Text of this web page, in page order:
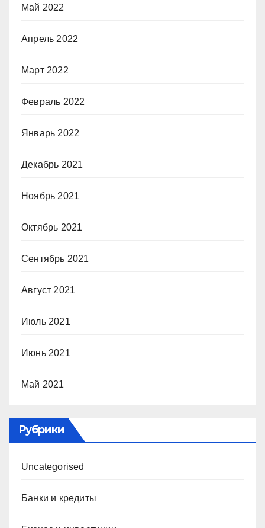
Май 2022
Апрель 2022
Март 2022
Февраль 2022
Январь 2022
Декабрь 2021
Ноябрь 2021
Октябрь 2021
Сентябрь 2021
Август 2021
Июль 2021
Июнь 2021
Май 2021
Рубрики
Uncategorised
Банки и кредиты